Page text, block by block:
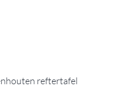
reftertafel